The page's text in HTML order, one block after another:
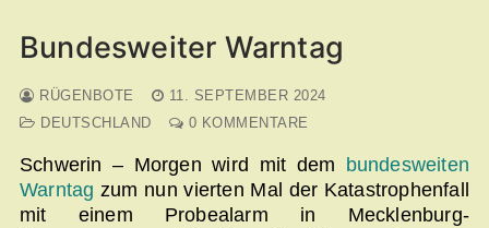
Bundesweiter Warntag
RÜGENBOTE
11. SEPTEMBER 2024
DEUTSCHLAND
0 KOMMENTARE
Schwerin – Morgen wird mit dem
bundesweiten
Warntag zum nun vierten Mal der Katastrophenfall
mit einem Probealarm in Mecklenburg-